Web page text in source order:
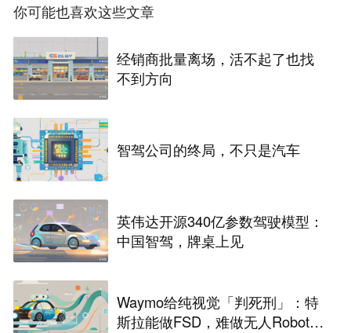
你可能也喜欢这些文章
经销商批量离场，活不起了也找
不到方向
智驾公司的终局，不只是汽车
英伟达开源340亿参数驾驶模型：
中国智驾，牌桌上见
Waymo给纯视觉「判死刑」：特
斯拉能做FSD，难做无人Robota